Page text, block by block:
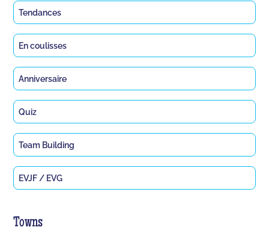
Tendances
En coulisses
Anniversaire
Quiz
Team Building
EVJF / EVG
Towns